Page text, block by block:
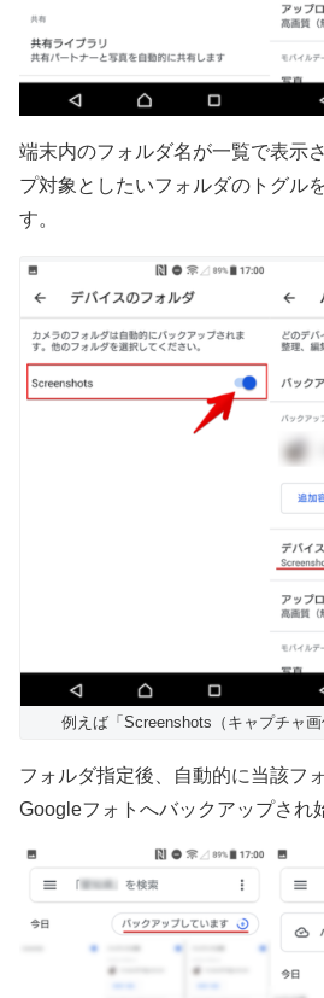
端末内のフォルダ名が一覧で表示
プ対象としたいフォルダのトグル
す。
例えば「Screenshots（キャプチャ画
フォルダ指定後、自動的に当該フ
Googleフォトへバックアップされ